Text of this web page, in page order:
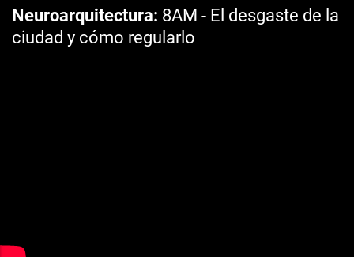
Neuroarquitectura 8AM - El desgaste de la
ciudad y cómo regularlo